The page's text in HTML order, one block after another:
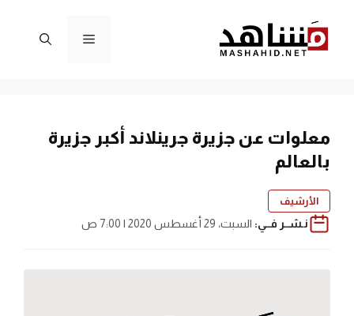
المحتوى
القائمة
معلوات عن جزيرة جرينلاند أكبر جزيرة
بالعالم
الأرشيف
نـشــر فــي: السبت، 29 أغسطس 2020 | 7:00 ص